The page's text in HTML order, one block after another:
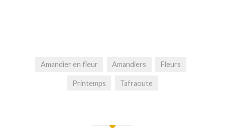
Amandier en fleur Amandiers Fleurs
Printemps Tafraoute